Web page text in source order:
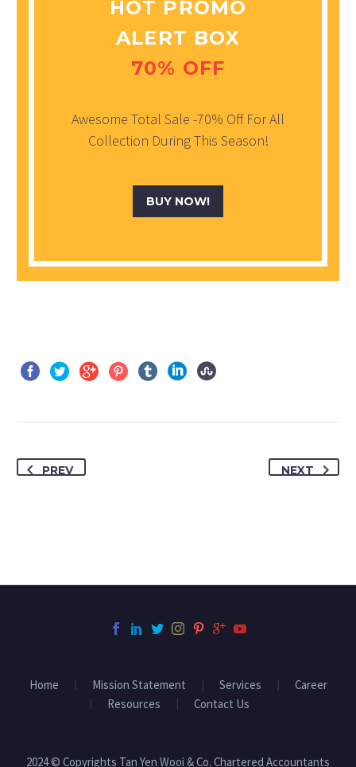
HOT PROMO
ALERT BOX
70% OFF
Awesome Total Sale -70% Off For All
Collection During This Season!
BUY NOW!
PREV NEXT
Home Mission Statement Services
Career
Resources
Contact Us
2024 © Copyrights Tan Yen Wooi & Co. Chartered Accountants